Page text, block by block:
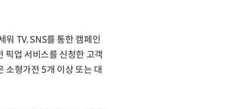
TV, SNS를 통한 캠페인
픽업 서비스를 신청한 고객
소형가전 5개 이상 또는 대